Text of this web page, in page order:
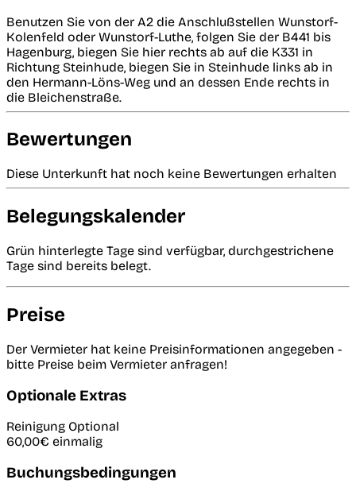
Benutzen Sie von der A2 die Anschlußstellen Wunstorf-
Kolenfeld oder Wunstorf-Luthe, folgen Sie der B441 bis
Hagenburg, biegen Sie hier rechts ab auf die K331 in
Richtung Steinhude, biegen Sie in Steinhude links ab in
den Hermann-Löns-Weg und an dessen Ende rechts in
die Bleichenstraße.
Bewertungen
Diese Unterkunft hat noch keine Bewertungen erhalten
Belegungskalender
Grün hinterlegte Tage sind verfügbar, durchgestrichene
Tage sind bereits belegt.
Preise
Der Vermieter hat keine Preisinformationen angegeben -
bitte Preise beim Vermieter anfragen!
Optionale Extras
Reinigung Optional
60,00€ einmalig
Buchungsbedingungen